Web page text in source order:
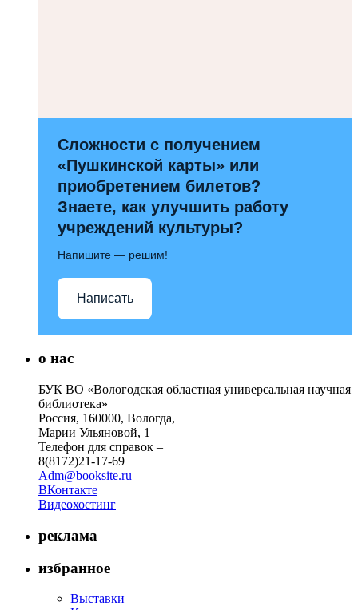
Сложности с получением
«Пушкинской карты» или
приобретением билетов?
Знаете, как улучшить работу
учреждений культуры?
Напишите — решим!
Написать
о нас
БУК ВО «Вологодская областная универсальная научная
библиотека»
Россия, 160000, Вологда,
Марии Ульяновой, 1
Телефон для справок –
8(8172)21-17-69
Adm@booksite.ru
ВКонтакте
Видеохостинг
реклама
избранное
Выставки